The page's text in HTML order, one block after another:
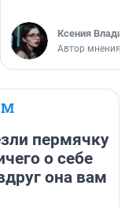
Ксения
Автор мнения
пермячку
о себе
она вам